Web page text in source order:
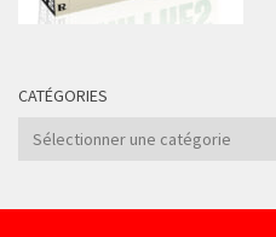
CATÉGORIES
Catégories